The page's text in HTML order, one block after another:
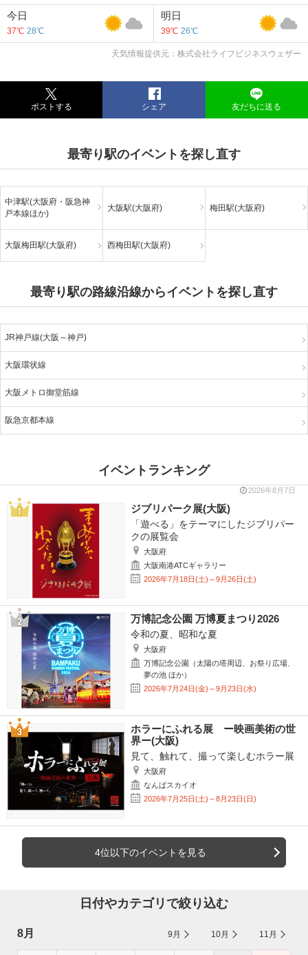
今日
37℃ 28℃
明日
39℃ 26℃
天気情報提供元：株式会社ライフビジネスウェザー
ポストする シェア 友だちに送る
最寄り駅のイベントを探し直す
中津駅(大阪府・阪急神
戸本線ほか)
大阪駅(大阪府) 梅田駅(大阪府)
大阪梅田駅(大阪府) 西梅田駅(大阪府)
最寄り駅の路線沿線からイベントを探し直す
JR神戸線(大阪～神戸)
大阪環状線
大阪メトロ御堂筋線
阪急京都本線
イベントランキング
2026年8月7日
ジブリパーク展(大阪)
「遊べる」をテーマにしたジブリパー
クの展覧会
大阪府
大阪南港ATCギャラリー
2026年7月18日(土)～9月26日(土)
万博記念公園 万博夏まつり2026
令和の夏、昭和な夏
大阪府
万博記念公園（太陽の塔周辺、お祭り広場、
夢の池 ほか）
2026年7月24日(金)～9月23日(水)
ホラーにふれる展 ー映画美術の世
界ー(大阪)
見て、触れて、撮って楽しむホラー展
大阪府
なんばスカイオ
2026年7月25日(土)～8月23日(日)
4位以下のイベントを見る
日付やカテゴリで絞り込む
8月 9月 10月 11月